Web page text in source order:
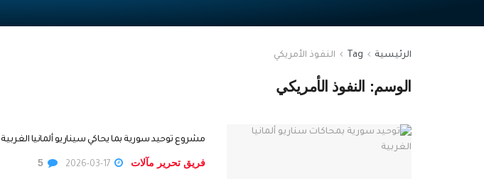
الرئيسية Tag النفوذ الأمريكي
الوسم: النفوذ الأمريكي
مشروع توحيد سورية بما يحاكي سيناريو ألمانيا الغربية
فريق تحرير مآلات